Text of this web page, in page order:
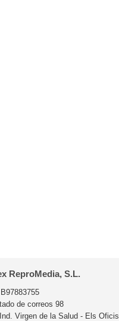
ReproMedia, S.L.
de correos 98
Virgen de la Salud - Els Oficis